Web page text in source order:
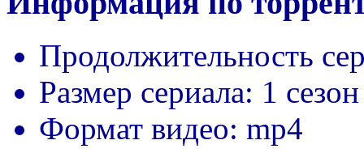
Продолжительность
Размер сериала: 1
Формат видео: mp4